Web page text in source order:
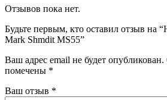
Отзывов пока нет.
Будьте первым, кто оставил отзыв на
Mark Shmdit MS55”
Ваш адрес email не будет опубликован.
помечены *
Ваш отзыв *